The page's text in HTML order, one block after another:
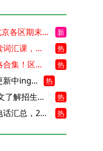
2024-2025学年度第一学期北京各区期末考试真题试卷汇总 新
告别死记硬背！北外王牌精读词汇课，帮孩子突破英语词汇难关 热
海淀各区域小升初二派全攻略合集！区域一至五志愿填报、升学策略详解 热
新中ing... 热
2026年海淀小升初指南，一文了解招生政策要点 热
北京各区义务教育入学咨询电话汇总，25年小升初家长提前收藏 热